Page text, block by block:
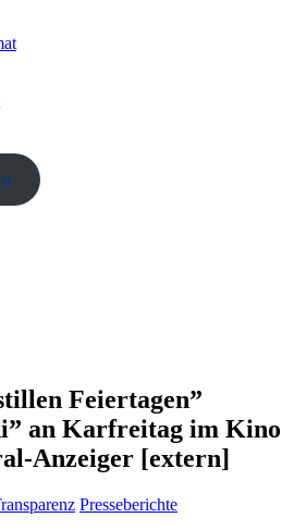
Feiertagen”
an Karfreitag im Kino
Anzeiger [extern]
Presseberichte